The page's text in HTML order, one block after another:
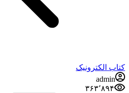
کتاب الکترونیک
admin
۳۶۳٬۸۹۴